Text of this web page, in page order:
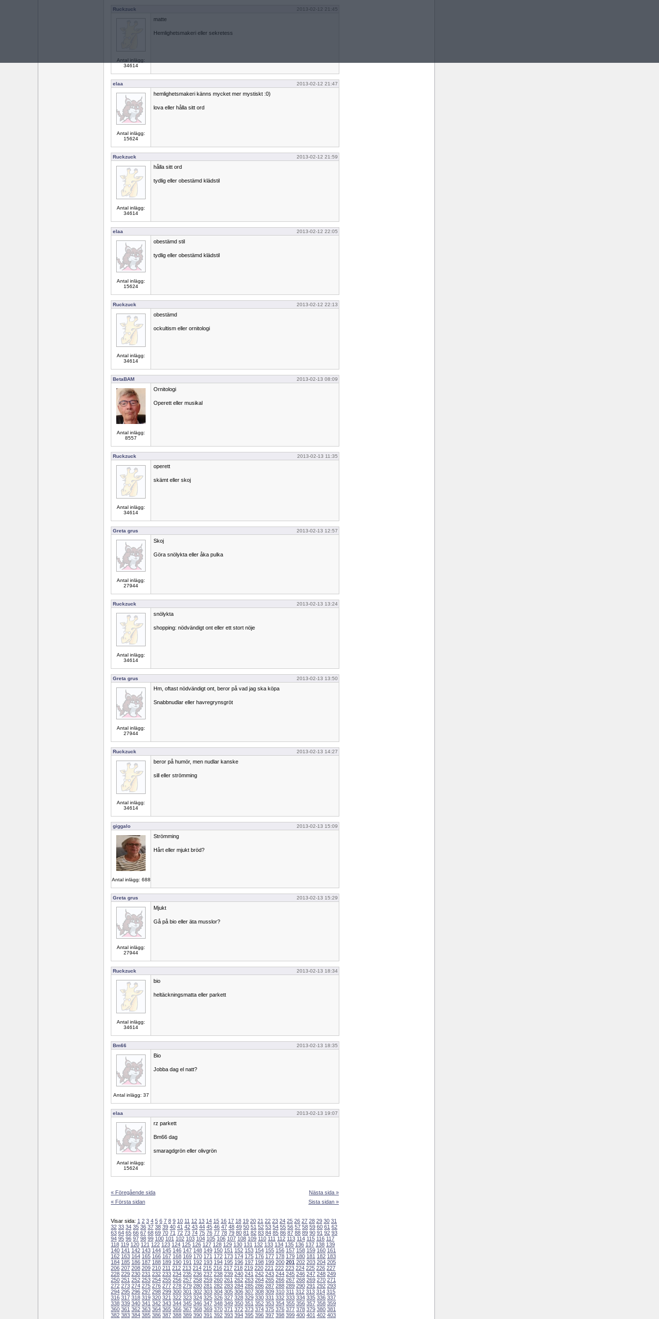
Ruckzuck 2013-02-12 21:45
Antal inlägg:
34614
matte
Hemlighetsmakeri eller sekretess
elaa 2013-02-12 21:47
Antal inlägg:
15624
hemlighetsmakeri känns mycket mer mystiskt :0)
lova eller hålla sitt ord
Ruckzuck 2013-02-12 21:59
Antal inlägg:
34614
hålla sitt ord
tydlig eller obestämd klädstil
elaa 2013-02-12 22:05
Antal inlägg:
15624
obestämd stil
tydlig eller obestämd klädstil
Ruckzuck 2013-02-12 22:13
Antal inlägg:
34614
obestämd
ockultism eller ornitologi
BetaBAM 2013-02-13 08:09
Antal inlägg:
8557
Ornitologi
Operett eller musikal
Ruckzuck 2013-02-13 11:35
Antal inlägg:
34614
operett
skämt eller skoj
Greta grus 2013-02-13 12:57
Antal inlägg:
27944
Skoj
Göra snölykta eller åka pulka
Ruckzuck 2013-02-13 13:24
Antal inlägg:
34614
snölykta
shopping: nödvändigt ont eller ett stort nöje
Greta grus 2013-02-13 13:50
Antal inlägg:
27944
Hm, oftast nödvändigt ont, beror på vad jag ska köpa
Snabbnudlar eller havregrynsgröt
Ruckzuck 2013-02-13 14:27
Antal inlägg:
34614
beror på humör, men nudlar kanske
sill eller strömming
giggalo 2013-02-13 15:09
Antal inlägg: 688
Strömming
Hårt eller mjukt bröd?
Greta grus 2013-02-13 15:29
Antal inlägg:
27944
Mjukt
Gå på bio eller äta musslor?
Ruckzuck 2013-02-13 18:34
Antal inlägg:
34614
bio
heltäckningsmatta eller parkett
Bm66 2013-02-13 18:35
Antal inlägg: 37
Bio
Jobba dag el natt?
elaa 2013-02-13 19:07
Antal inlägg:
15624
rz parkett
Bm66 dag
smaragdgrön eller olivgrön
« Föregående sida
« Första sidan
Nästa sida »
Sista sidan »
Visar sida: 1 2 3 4 5 6 7 8 9 10 11 12 13 14 15 16 17 18 19 20 21 22 23 24 25 26 27 28 29 30 31
32 33 34 35 36 37 38 39 40 41 42 43 44 45 46 47 48 49 50 51 52 53 54 55 56 57 58 59 60 61 62
63 64 65 66 67 68 69 70 71 72 73 74 75 76 77 78 79 80 81 82 83 84 85 86 87 88 89 90 91 92 93
94 95 96 97 98 99 100 101 102 103 104 105 106 107 108 109 110 111 112 113 114 115 116 117
118 119 120 121 122 123 124 125 126 127 128 129 130 131 132 133 134 135 136 137 138 139
140 141 142 143 144 145 146 147 148 149 150 151 152 153 154 155 156 157 158 159 160 161
162 163 164 165 166 167 168 169 170 171 172 173 174 175 176 177 178 179 180 181 182 183
184 185 186 187 188 189 190 191 192 193 194 195 196 197 198 199 200 201 202 203 204 205
206 207 208 209 210 211 212 213 214 215 216 217 218 219 220 221 222 223 224 225 226 227
228 229 230 231 232 233 234 235 236 237 238 239 240 241 242 243 244 245 246 247 248 249
250 251 252 253 254 255 256 257 258 259 260 261 262 263 264 265 266 267 268 269 270 271
272 273 274 275 276 277 278 279 280 281 282 283 284 285 286 287 288 289 290 291 292 293
294 295 296 297 298 299 300 301 302 303 304 305 306 307 308 309 310 311 312 313 314 315
316 317 318 319 320 321 322 323 324 325 326 327 328 329 330 331 332 333 334 335 336 337
338 339 340 341 342 343 344 345 346 347 348 349 350 351 352 353 354 355 356 357 358 359
360 361 362 363 364 365 366 367 368 369 370 371 372 373 374 375 376 377 378 379 380 381
382 383 384 385 386 387 388 389 390 391 392 393 394 395 396 397 398 399 400 401 402 403